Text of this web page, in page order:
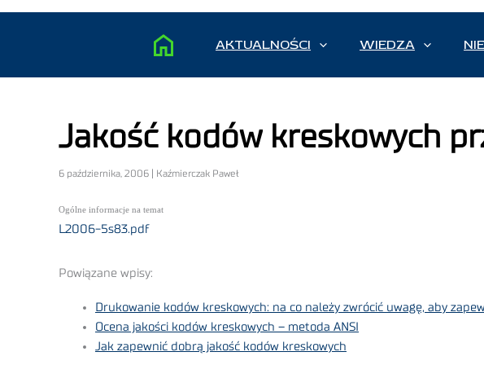
AKTUALNOŚCI WIEDZA
Jakość kodów kreskowych
6 października, 2006 | Kaźmierczak Paweł
Ogólne informacje na temat
L2006-5s83.pdf
Powiązane wpisy:
Drukowanie kodów kreskowych: na co należy zwrócić uwagę, aby
Ocena jakości kodów kreskowych – metoda ANSI
Jak zapewnić dobrą jakość kodów kreskowych